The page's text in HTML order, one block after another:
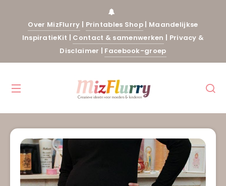
Over MizFlurry | Printables Shop | Maandelijkse
InspiratieKit | Contact & samenwerken | Privacy &
Disclaimer | Facebook-groep